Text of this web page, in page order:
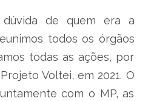
dúvida de quem era a
todos os órgãos
todas as ações, por
Voltei, em 2021. O
com o MP, as